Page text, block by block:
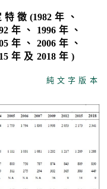
特徵(1982年、
2年、 1996年、
5年、 2006年、
5年及 2018年)
純文字版本